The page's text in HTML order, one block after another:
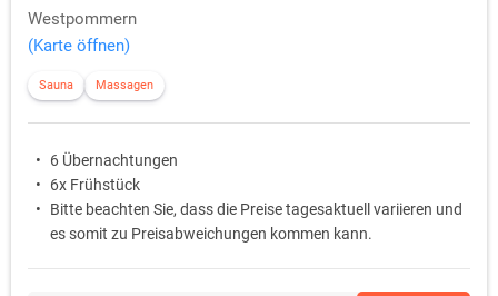
Westpommern
(Karte öffnen)
Sauna Massagen
6 Übernachtungen
6x Frühstück
Bitte beachten Sie, dass die Preise tagesaktuell variieren und
es somit zu Preisabweichungen kommen kann.